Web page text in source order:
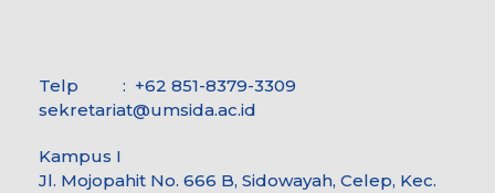
Telp : +62 851-8379-3309
sekretariat@umsida.ac.id
Kampus I
Jl. Mojopahit No. 666 B, Sidowayah, Celep, Kec.